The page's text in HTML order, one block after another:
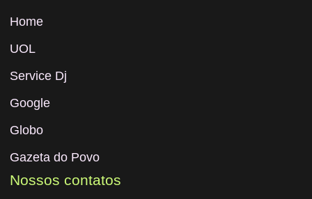
Home
UOL
Service Dj
Google
Globo
Gazeta do Povo
Nossos contatos